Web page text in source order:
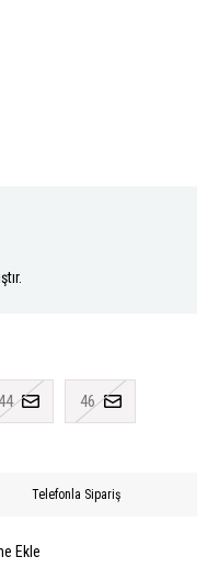
46
Telefonla Sipariş
Ekle